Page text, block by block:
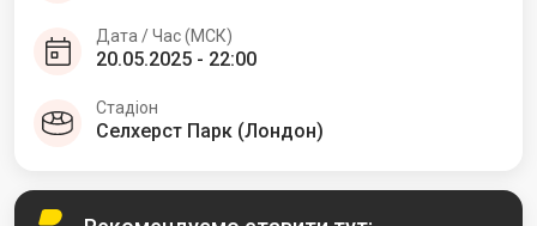
Дата / Час (МСК)
20.05.2025 - 22:00
Стадіон
Селхерст Парк (Лондон)